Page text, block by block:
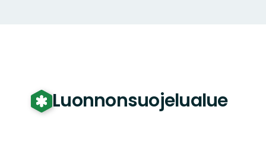
Luonnonsuojelualue